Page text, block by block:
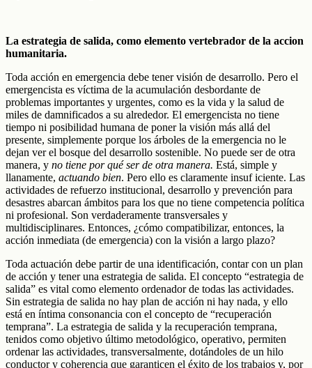
La estrategia de salida, como elemento vertebrador de la accion
humanitaria.
Toda acción en emergencia debe tener visión de desarrollo. Pero el
emergencista es víctima de la acumulación desbordante de
problemas importantes y urgentes, como es la vida y la salud de
miles de damnificados a su alrededor. El emergencista no tiene
tiempo ni posibilidad humana de poner la visión más allá del
presente, simplemente porque los árboles de la emergencia no le
dejan ver el bosque del desarrollo sostenible. No puede ser de otra
manera, y no tiene por qué ser de otra manera. Está, simple y
llanamente, actuando bien. Pero ello es claramente insuf iciente. Las
actividades de refuerzo institucional, desarrollo y prevención para
desastres abarcan ámbitos para los que no tiene competencia política
ni profesional. Son verdaderamente transversales y
multidisciplinares. Entonces, ¿cómo compatibilizar, entonces, la
acción inmediata (de emergencia) con la visión a largo plazo?
Toda actuación debe partir de una identificación, contar con un plan
de acción y tener una estrategia de salida. El concepto “estrategia de
salida” es vital como elemento ordenador de todas las actividades.
Sin estrategia de salida no hay plan de acción ni hay nada, y ello
está en íntima consonancia con el concepto de “recuperación
temprana”. La estrategia de salida y la recuperación temprana,
tenidos como objetivo último metodológico, operativo, permiten
ordenar las actividades, transversalmente, dotándoles de un hilo
conductor y coherencia que garanticen el éxito de los trabajos y, por